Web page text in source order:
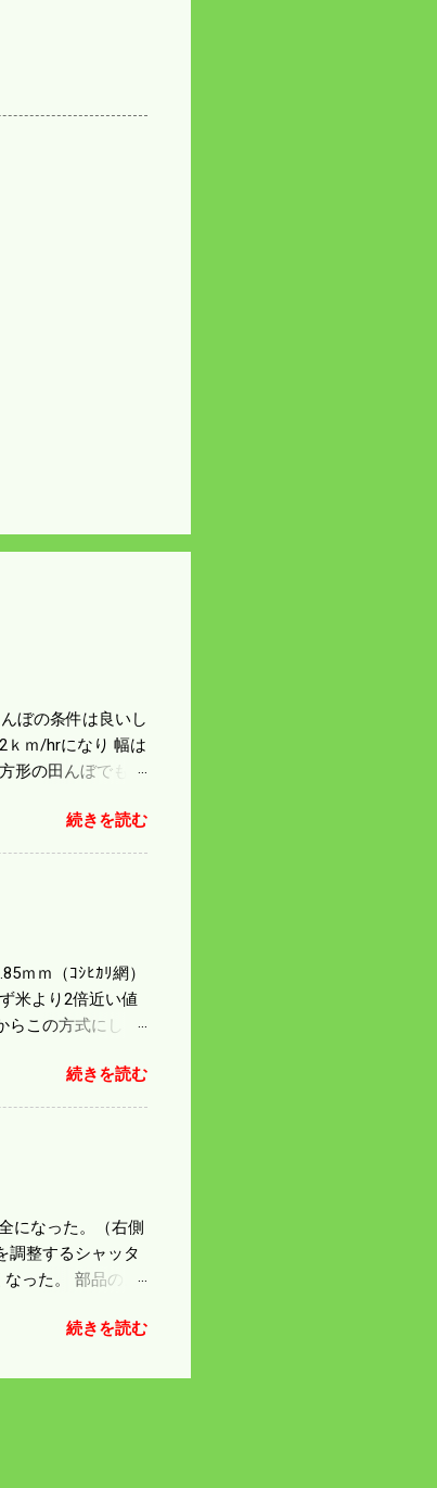
ぼの条件は良いし
ｋｍ/hrになり 幅は
形の田んぼでも
題で 今の機種で満
音だ。 4条刈りで
続きを読む
ｍｍ（ｺｼﾋｶﾘ網）
米より2倍近い値
この方式にし
況指数は98だとい
う会社の社員が言
で米が不足して
数はどんなこと
続きを読む
になった。（右側
調整するシャッタ
った。 部品のス
たことにして今日
がありそうだ。
続きを読む